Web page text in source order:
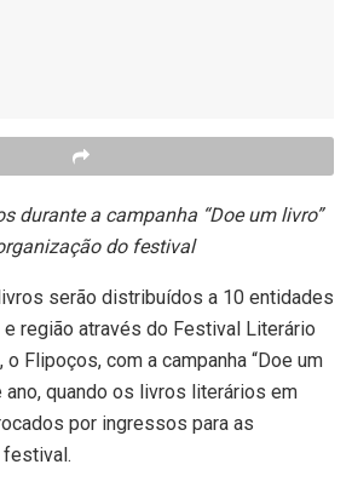
durante a campanha “Doe um livro”
do festival
serão distribuídos a 10 entidades
região através do Festival Literário
Flipoços, com a campanha “Doe um
ano, quando os livros literários em
por ingressos para as